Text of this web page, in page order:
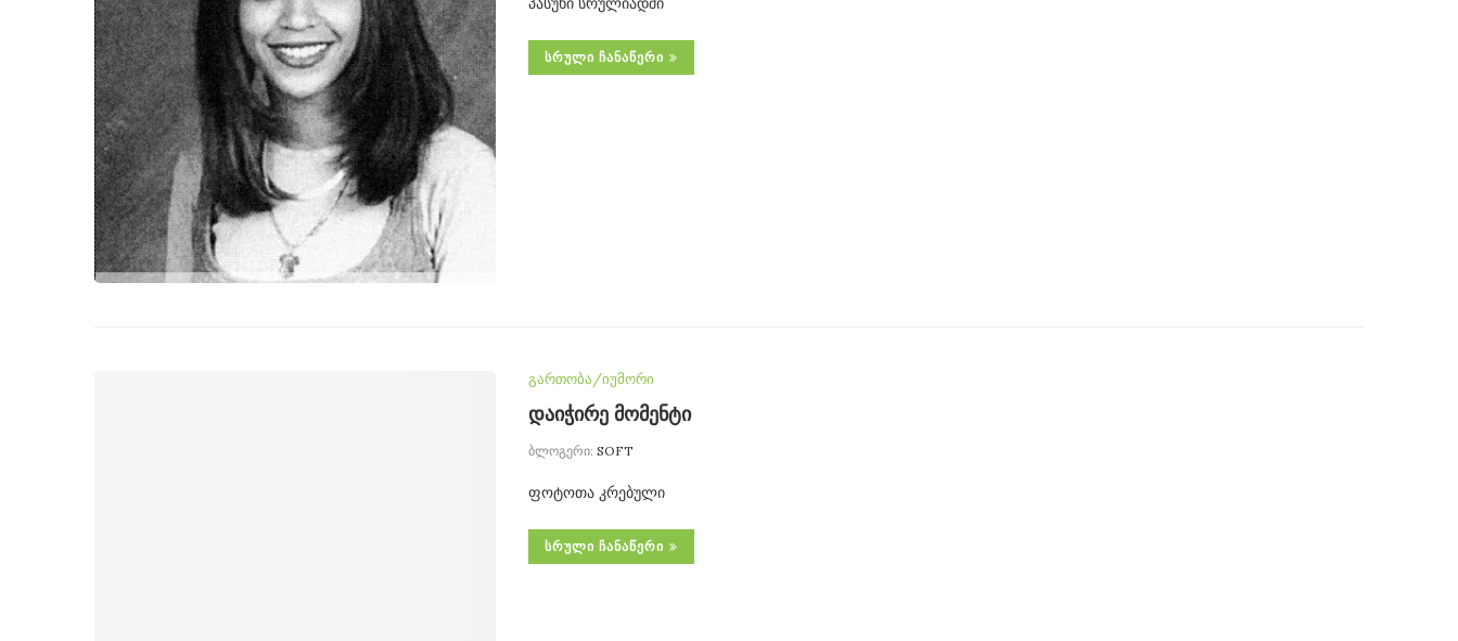
ᲡᲠᲣᲚᲘ ᲩᲐᲜᲐᲬᲔᲠᲘ
გართობა/იუმორი
დაიჭირე მომენტი
ბლოგერი: SOFT
ფოტოთა კრებული
ᲡᲠᲣᲚᲘ ᲩᲐᲜᲐᲬᲔᲠᲘ